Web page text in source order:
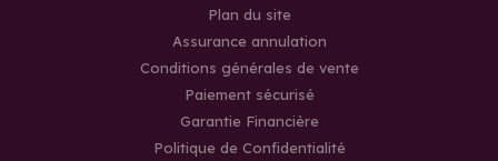
Plan du site
Assurance annulation
Conditions générales de vente
Paiement sécurisé
Garantie Financière
Politique de Confidentialité